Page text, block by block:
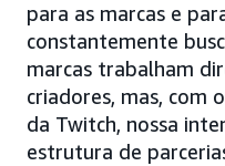
para as marcas e
constantemente
marcas trabalham
criadores, mas, com
da Twitch, nossa
estrutura de